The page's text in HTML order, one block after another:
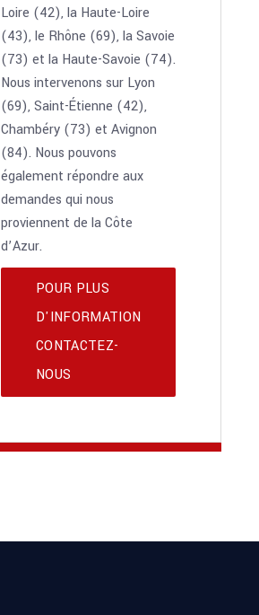
Loire (42), la Haute-Loire
(43), le Rhône (69), la Savoie
(73) et la Haute-Savoie (74).
Nous intervenons sur Lyon
(69), Saint-Étienne (42),
Chambéry (73) et Avignon
(84). Nous pouvons
également répondre aux
demandes qui nous
proviennent de la Côte
d’Azur.
POUR PLUS
D'INFORMATION
CONTACTEZ-
NOUS